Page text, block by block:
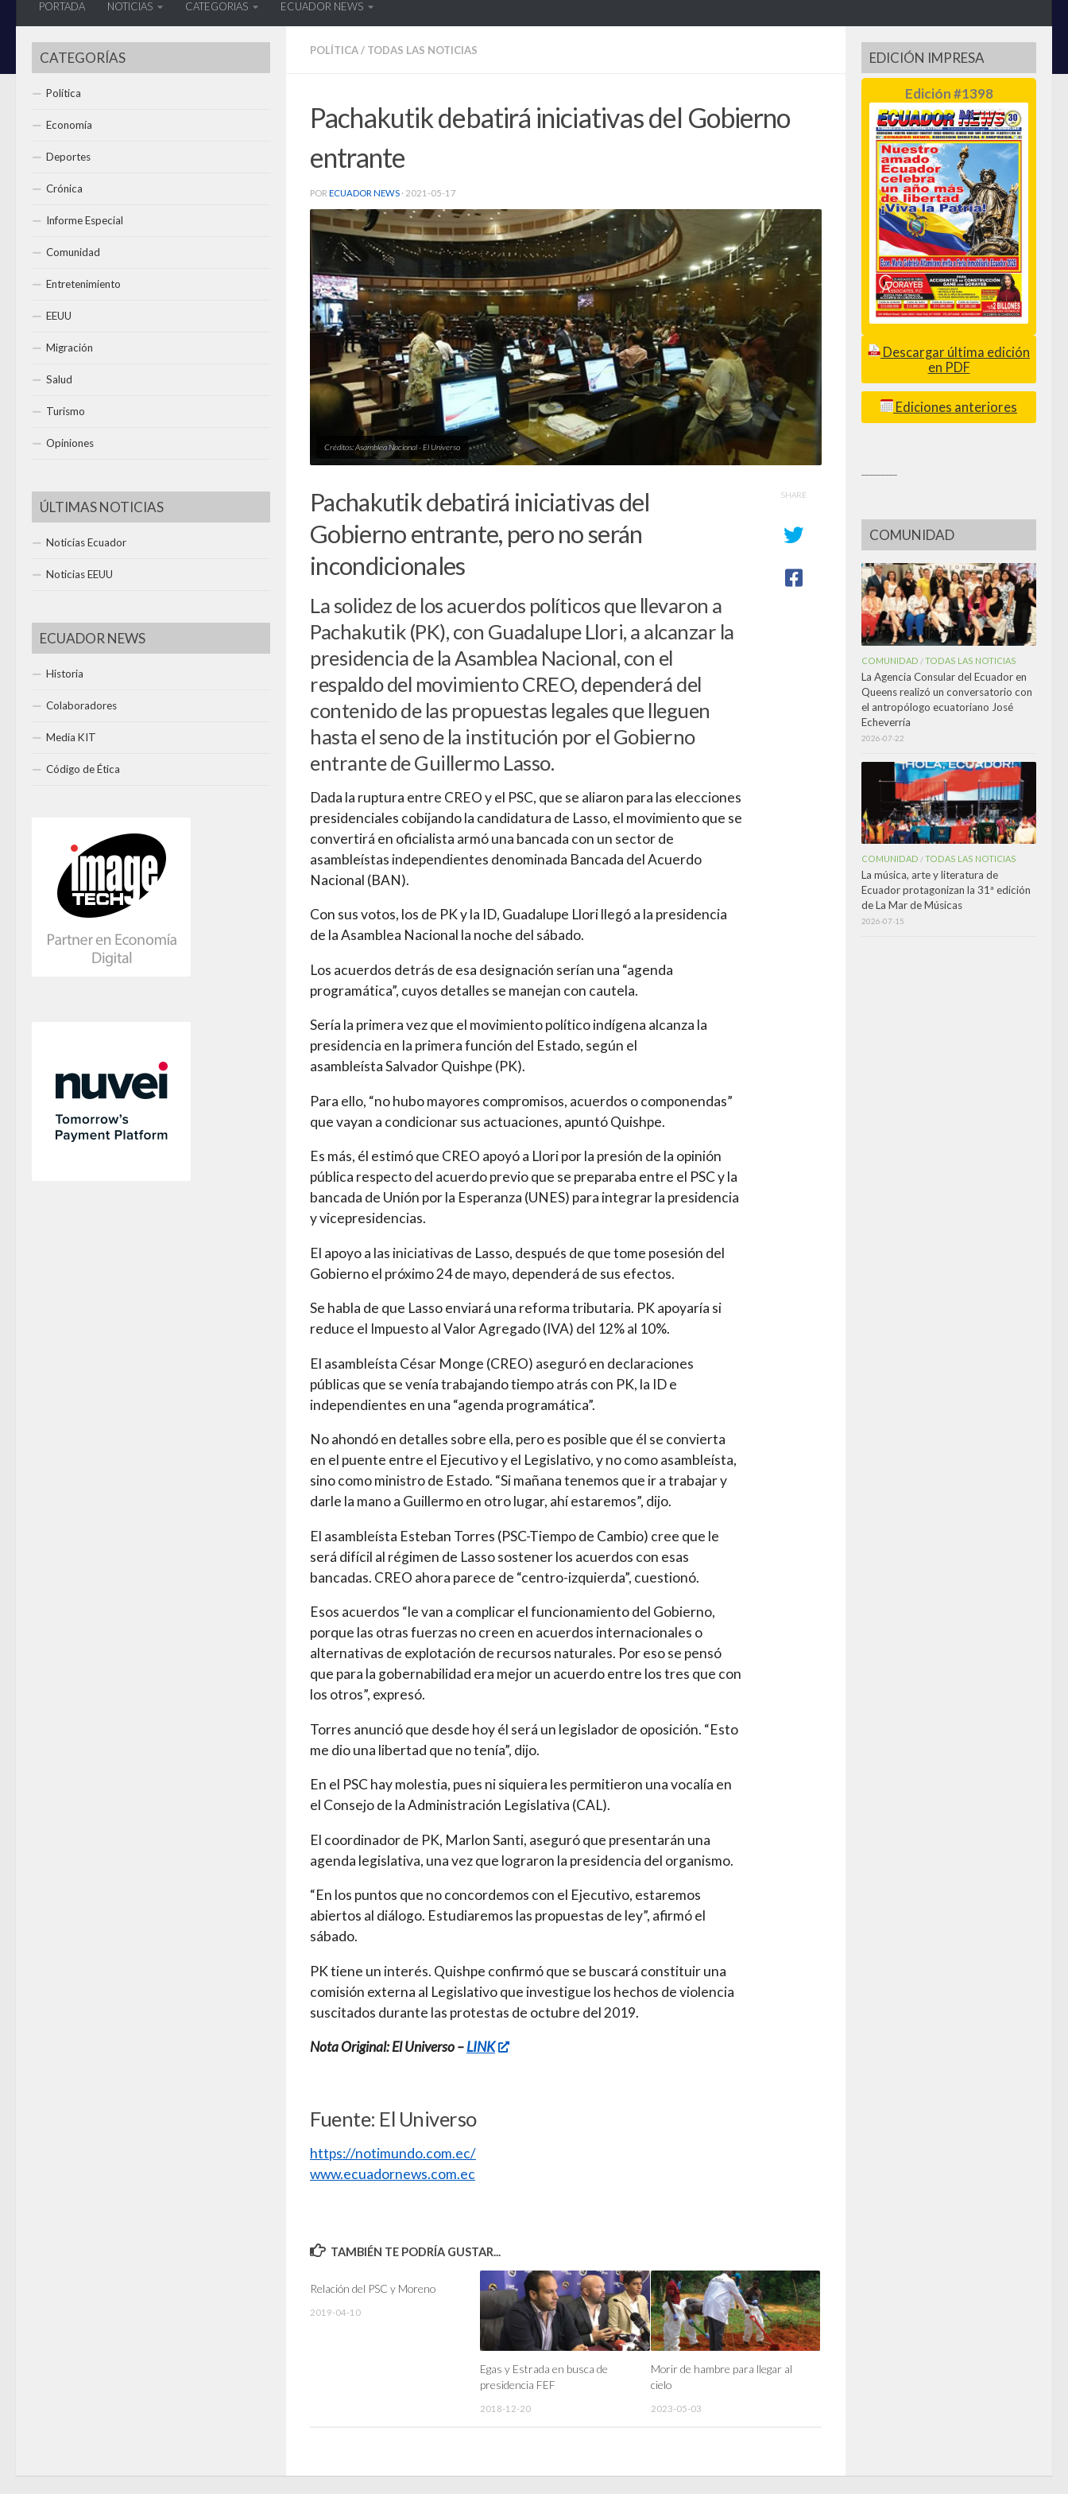
PORTADA NOTICIAS CATEGORIAS ECUADOR NEWS
POLÍTICA/ TODAS LAS NOTICIAS
Pachakutik debatirá iniciativas del Gobierno
entrante
POR ECUADOR NEWS · 2021-05-17
Créditos: Asamblea Nacional - El Universo
Pachakutik debatirá iniciativas del
Gobierno entrante, pero no serán
incondicionales
La solidez de los acuerdos políticos que llevaron a
Pachakutik (PK), con Guadalupe Llori, a alcanzar la
presidencia de la Asamblea Nacional, con el
respaldo del movimiento CREO, dependerá del
contenido de las propuestas legales que lleguen
hasta el seno de la institución por el Gobierno
entrante de Guillermo Lasso.
Dada la ruptura entre CREO y el PSC, que se aliaron para las elecciones
presidenciales cobijando la candidatura de Lasso, el movimiento que se
convertirá en oficialista armó una bancada con un sector de
asambleístas independientes denominada Bancada del Acuerdo
Nacional (BAN).
Con sus votos, los de PK y la ID, Guadalupe Llori llegó a la presidencia
de la Asamblea Nacional la noche del sábado.
Los acuerdos detrás de esa designación serían una “agenda
programática”, cuyos detalles se manejan con cautela.
Sería la primera vez que el movimiento político indígena alcanza la
presidencia en la primera función del Estado, según el
asambleístaSalvador Quishpe (PK).
Para ello, “no hubo mayores compromisos, acuerdos o componendas”
que vayan a condicionar sus actuaciones, apuntó Quishpe.
Es más, él estimó que CREO apoyó a Llori por la presión de la opinión
pública respecto del acuerdo previo que se preparaba entre el PSC y la
bancada de Unión por la Esperanza (UNES) para integrar la presidencia
y vicepresidencias.
El apoyo a las iniciativas de Lasso, después de que tome posesión del
Gobierno el próximo 24 de mayo, dependerá de sus efectos.
Se habla de que Lasso enviará una reforma tributaria. PK apoyaría si
reduce el Impuesto al Valor Agregado (IVA) del 12% al 10%.
El asambleísta César Monge (CREO) aseguró en declaraciones
públicas que se venía trabajando tiempo atrás con PK, la ID e
independientes en una “agenda programática”.
No ahondó en detalles sobre ella, pero es posible que él se convierta
en el puente entre el Ejecutivo y el Legislativo, y no como asambleísta,
sino como ministro de Estado. “Si mañana tenemos que ir a trabajar y
darle la mano a Guillermo en otro lugar, ahí estaremos”, dijo.
El asambleísta Esteban Torres (PSC-Tiempo de Cambio) cree que le
será difícil al régimen de Lasso sostener los acuerdos con esas
bancadas. CREO ahora parece de “centro-izquierda”, cuestionó.
Esos acuerdos “le van a complicar el funcionamiento del Gobierno,
porque las otras fuerzas no creen en acuerdos internacionales o
alternativas de explotación de recursos naturales. Por eso se pensó
que para la gobernabilidad era mejor un acuerdo entre los tres que con
los otros”, expresó.
Torres anunció que desde hoy él será un legislador de oposición. “Esto
me dio una libertad que no tenía”, dijo.
En el PSC hay molestia, pues ni siquiera les permitieron una vocalía en
el Consejo de la Administración Legislativa (CAL).
El coordinador de PK, Marlon Santi, aseguró que presentarán una
agenda legislativa, una vez que lograron la presidencia del organismo.
“En los puntos que no concordemos con el Ejecutivo, estaremos
abiertos al diálogo. Estudiaremos las propuestas de ley”, afirmó el
sábado.
PK tiene un interés. Quishpe confirmó que se buscará constituir una
comisión externa al Legislativo que investigue los hechos de violencia
suscitados durante las protestas de octubre del 2019.
Nota Original: El Universo –LINK
Fuente: El Universo
https://notimundo.com.ec/
www.ecuadornews.com.ec
SHARE
TAMBIÉN TE PODRÍA GUSTAR...
Relación del PSC y Moreno
2019-04-10
Egas y Estrada en busca de
presidencia FEF
2018-12-20
Morir de hambre para llegar al
cielo
2023-05-03
CATEGORÍAS
Política
Economía
Deportes
Crónica
Informe Especial
Comunidad
Entretenimiento
EEUU
Migración
Salud
Turismo
Opiniones
ÚLTIMAS NOTICIAS
Noticias Ecuador
Noticias EEUU
ECUADOR NEWS
Historia
Colaboradores
Media KIT
Código de Ética
EDICIÓN IMPRESA
Edición #1398
Descargar última edición
en PDF
Ediciones anteriores
COMUNIDAD
COMUNIDAD /TODAS LAS NOTICIAS
La Agencia Consular del Ecuador en
Queens realizó un conversatorio con
el antropólogo ecuatoriano José
Echeverría
2026-07-22
COMUNIDAD /TODAS LAS NOTICIAS
La música, arte y literatura de
Ecuador protagonizan la 31ª edición
de La Mar de Músicas
2026-07-15